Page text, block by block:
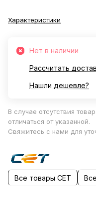
Характеристики
Нет в наличии
Рассчитать
Нашли дешевле?
В случае отсутствия
отличаться от указанной.
Свяжитесь с нами для
Все товары CET